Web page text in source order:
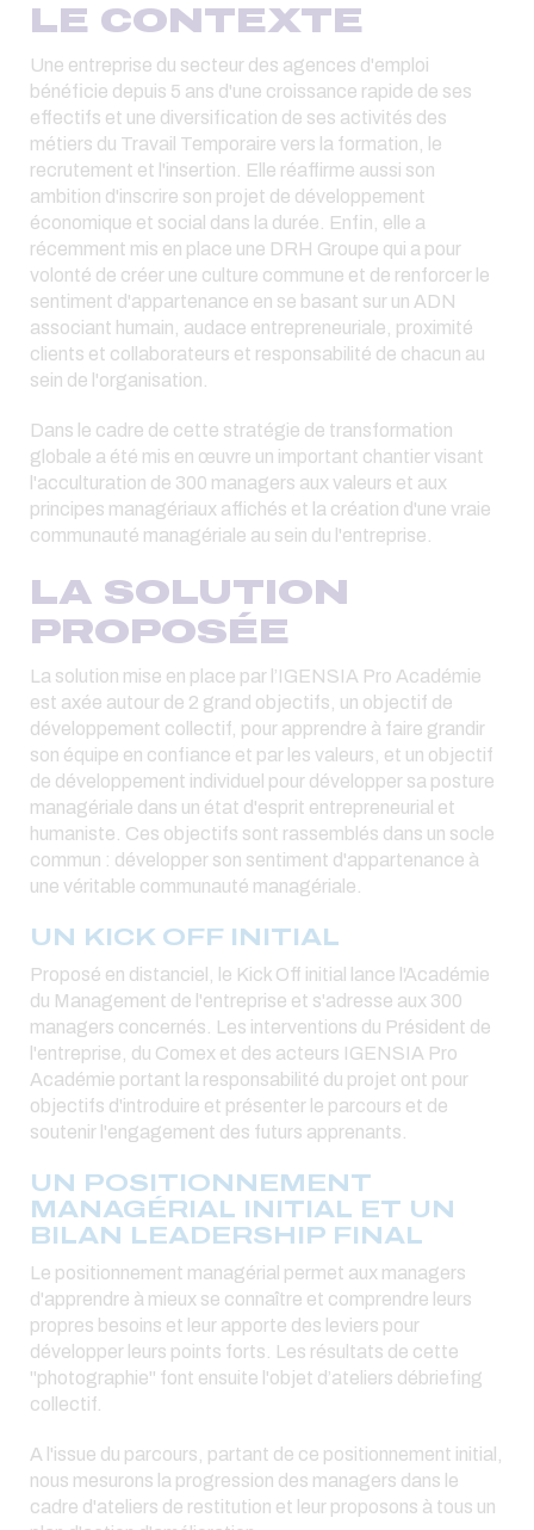
LE CONTEXTE
Une entreprise du secteur des agences d'emploi
bénéficie depuis 5 ans d'une croissance rapide de ses
effectifs et une diversification de ses activités des
métiers du Travail Temporaire vers la formation, le
recrutement et l'insertion. Elle réaffirme aussi son
ambition d'inscrire son projet de développement
économique et social dans la durée. Enfin, elle a
récemment mis en place une DRH Groupe qui a pour
volonté de créer une culture commune et de renforcer le
sentiment d'appartenance en se basant sur un ADN
associant humain, audace entrepreneuriale, proximité
clients et collaborateurs et responsabilité de chacun au
sein de l'organisation.
Dans le cadre de cette stratégie de transformation
globale a été mis en œuvre un important chantier visant
l'acculturation de 300 managers aux valeurs et aux
principes managériaux affichés et la création d'une vraie
communauté managériale au sein du l'entreprise.
LA SOLUTION
PROPOSÉE
La solution mise en place par l’IGENSIA Pro Académie
est axée autour de 2 grand objectifs, un objectif de
développement collectif, pour apprendre à faire grandir
son équipe en confiance et par les valeurs, et un objectif
de développement individuel pour développer sa posture
managériale dans un état d'esprit entrepreneurial et
humaniste. Ces objectifs sont rassemblés dans un socle
commun : développer son sentiment d'appartenance à
une véritable communauté managériale.
UN KICK OFF INITIAL
Proposé en distanciel, le Kick Off initial lance l'Académie
du Management de l'entreprise et s'adresse aux 300
managers concernés. Les interventions du Président de
l'entreprise, du Comex et des acteurs IGENSIA Pro
Académie portant la responsabilité du projet ont pour
objectifs d'introduire et présenter le parcours et de
soutenir l'engagement des futurs apprenants.
UN POSITIONNEMENT
MANAGÉRIAL INITIAL ET UN
BILAN LEADERSHIP FINAL
Le positionnement managérial permet aux managers
d'apprendre à mieux se connaître et comprendre leurs
propres besoins et leur apporte des leviers pour
développer leurs points forts. Les résultats de cette
"photographie" font ensuite l'objet d’ateliers débriefing
collectif.
A l'issue du parcours, partant de ce positionnement initial,
nous mesurons la progression des managers dans le
cadre d'ateliers de restitution et leur proposons à tous un